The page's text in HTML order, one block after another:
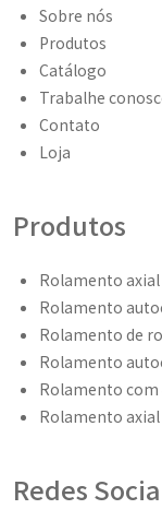
Sobre nós
Produtos
Catálogo
Trabalhe
Contato
Loja
Produtos
Rolamento axial
Rolamento
Rolamento de
Rolamento
Rolamento
Rolamento
Redes